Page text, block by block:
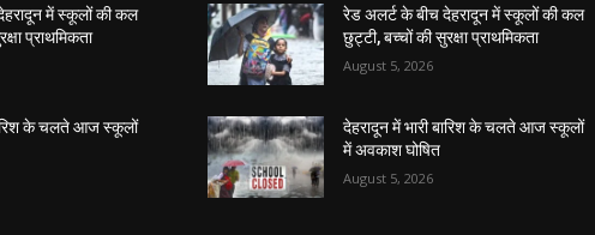
में स्कूलों की कल
प्राथमिकता
के चलते आज स्कूलों
रेड अलर्ट के बीच देहरादून में स्कूलों की कल
छुट्टी, बच्चों की सुरक्षा प्राथमिकता
August 5, 2026
देहरादून में भारी बारिश के चलते आज स्कूलों
में अवकाश घोषित
August 5, 2026